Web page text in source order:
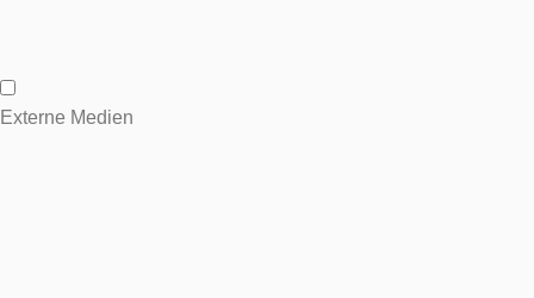
Analytische Cookies
Externe Medien